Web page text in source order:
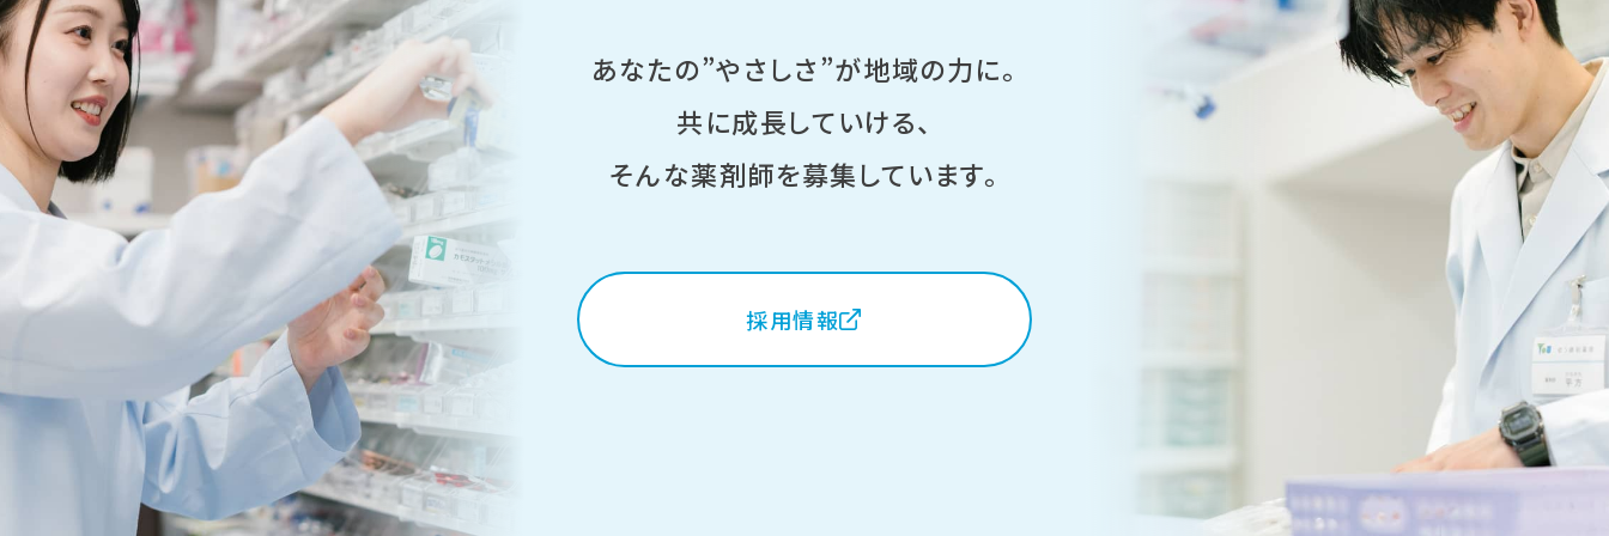
あなたの”やさしさ”が地域の力に。
共に成長していける、
そんな薬剤師を募集しています。
採用情報